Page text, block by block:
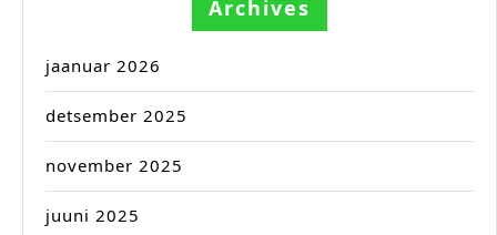
Archives
jaanuar 2026
detsember 2025
november 2025
juuni 2025